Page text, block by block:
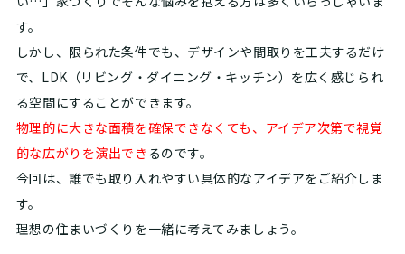
す。
しかし、限られた条件でも、デザインや間取りを工夫するだけ
で、LDK（リビング・ダイニング・キッチン）を広く感じられ
る空間にすることができます。
物理的に大きな面積を確保できなくても、アイデア次第で視覚
的な広がりを演出できるのです。
今回は、誰でも取り入れやすい具体的なアイデアをご紹介しま
す。
理想の住まいづくりを一緒に考えてみましょう。